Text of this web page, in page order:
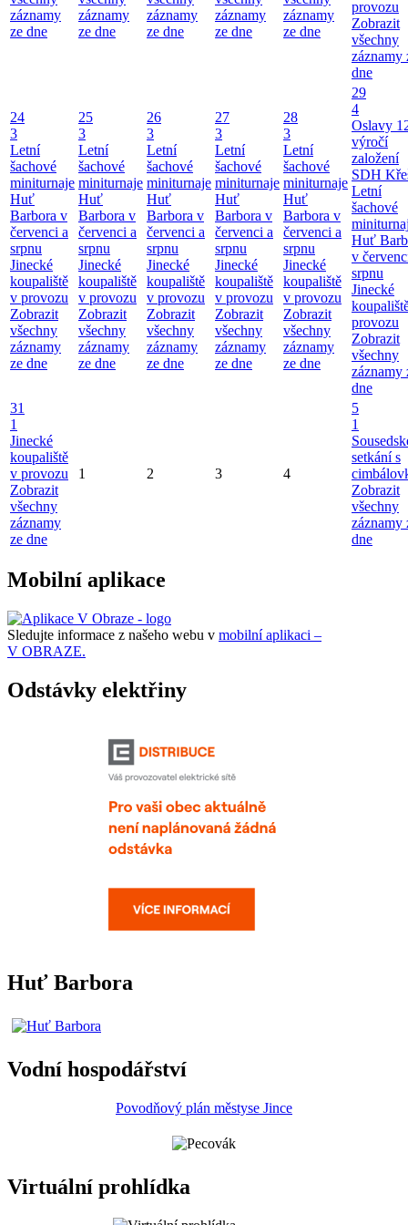
záznamy
ze dne
záznamy
ze dne
záznamy
ze dne
záznamy
ze dne
záznamy
ze dne
provozu
Zobrazit
všechny
záznamy
dne
24
3
Letní
šachové
miniturnaje
Huť
Barbora v
červenci a
srpnu
Jinecké
koupaliště
v provozu
Zobrazit
všechny
záznamy
ze dne
25
3
Letní
šachové
miniturnaje
Huť
Barbora v
červenci a
srpnu
Jinecké
koupaliště
v provozu
Zobrazit
všechny
záznamy
ze dne
26
3
Letní
šachové
miniturnaje
Huť
Barbora v
červenci a
srpnu
Jinecké
koupaliště
v provozu
Zobrazit
všechny
záznamy
ze dne
27
3
Letní
šachové
miniturnaje
Huť
Barbora v
červenci a
srpnu
Jinecké
koupaliště
v provozu
Zobrazit
všechny
záznamy
ze dne
28
3
Letní
šachové
miniturnaje
Huť
Barbora v
červenci a
srpnu
Jinecké
koupaliště
v provozu
Zobrazit
všechny
záznamy
ze dne
29
4
Oslavy
výročí
založení
SDH
Letní
šachové
Huť
v
srpnu
Jinecké
provozu
Zobrazit
všechny
záznamy
dne
31
1
Jinecké
koupaliště
v provozu
Zobrazit
všechny
záznamy
ze dne
1 2 3 4
5
1
setkání s
Zobrazit
všechny
záznamy
dne
Mobilní aplikace
Sledujte informace z našeho webu v mobilní aplikaci –
V OBRAZE.
Odstávky elektřiny
Huť Barbora
Vodní hospodářství
Povodňový plán městyse Jince
Virtuální prohlídka